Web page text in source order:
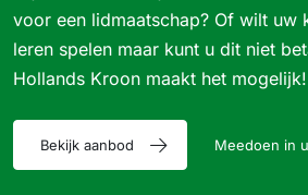
voor een lidmaatschap? Of wilt uw
leren spelen maar kunt u dit niet
Hollands Kroon maakt het mogelijk!
Bekijk aanbod Meedoen in